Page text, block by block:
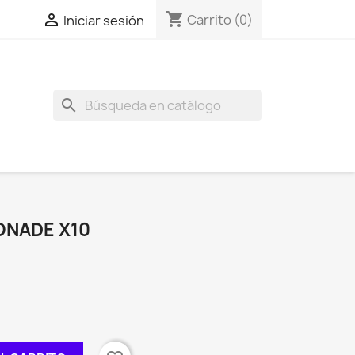
 Iniciar sesión shopping_cart Carrito (0)
search
X10